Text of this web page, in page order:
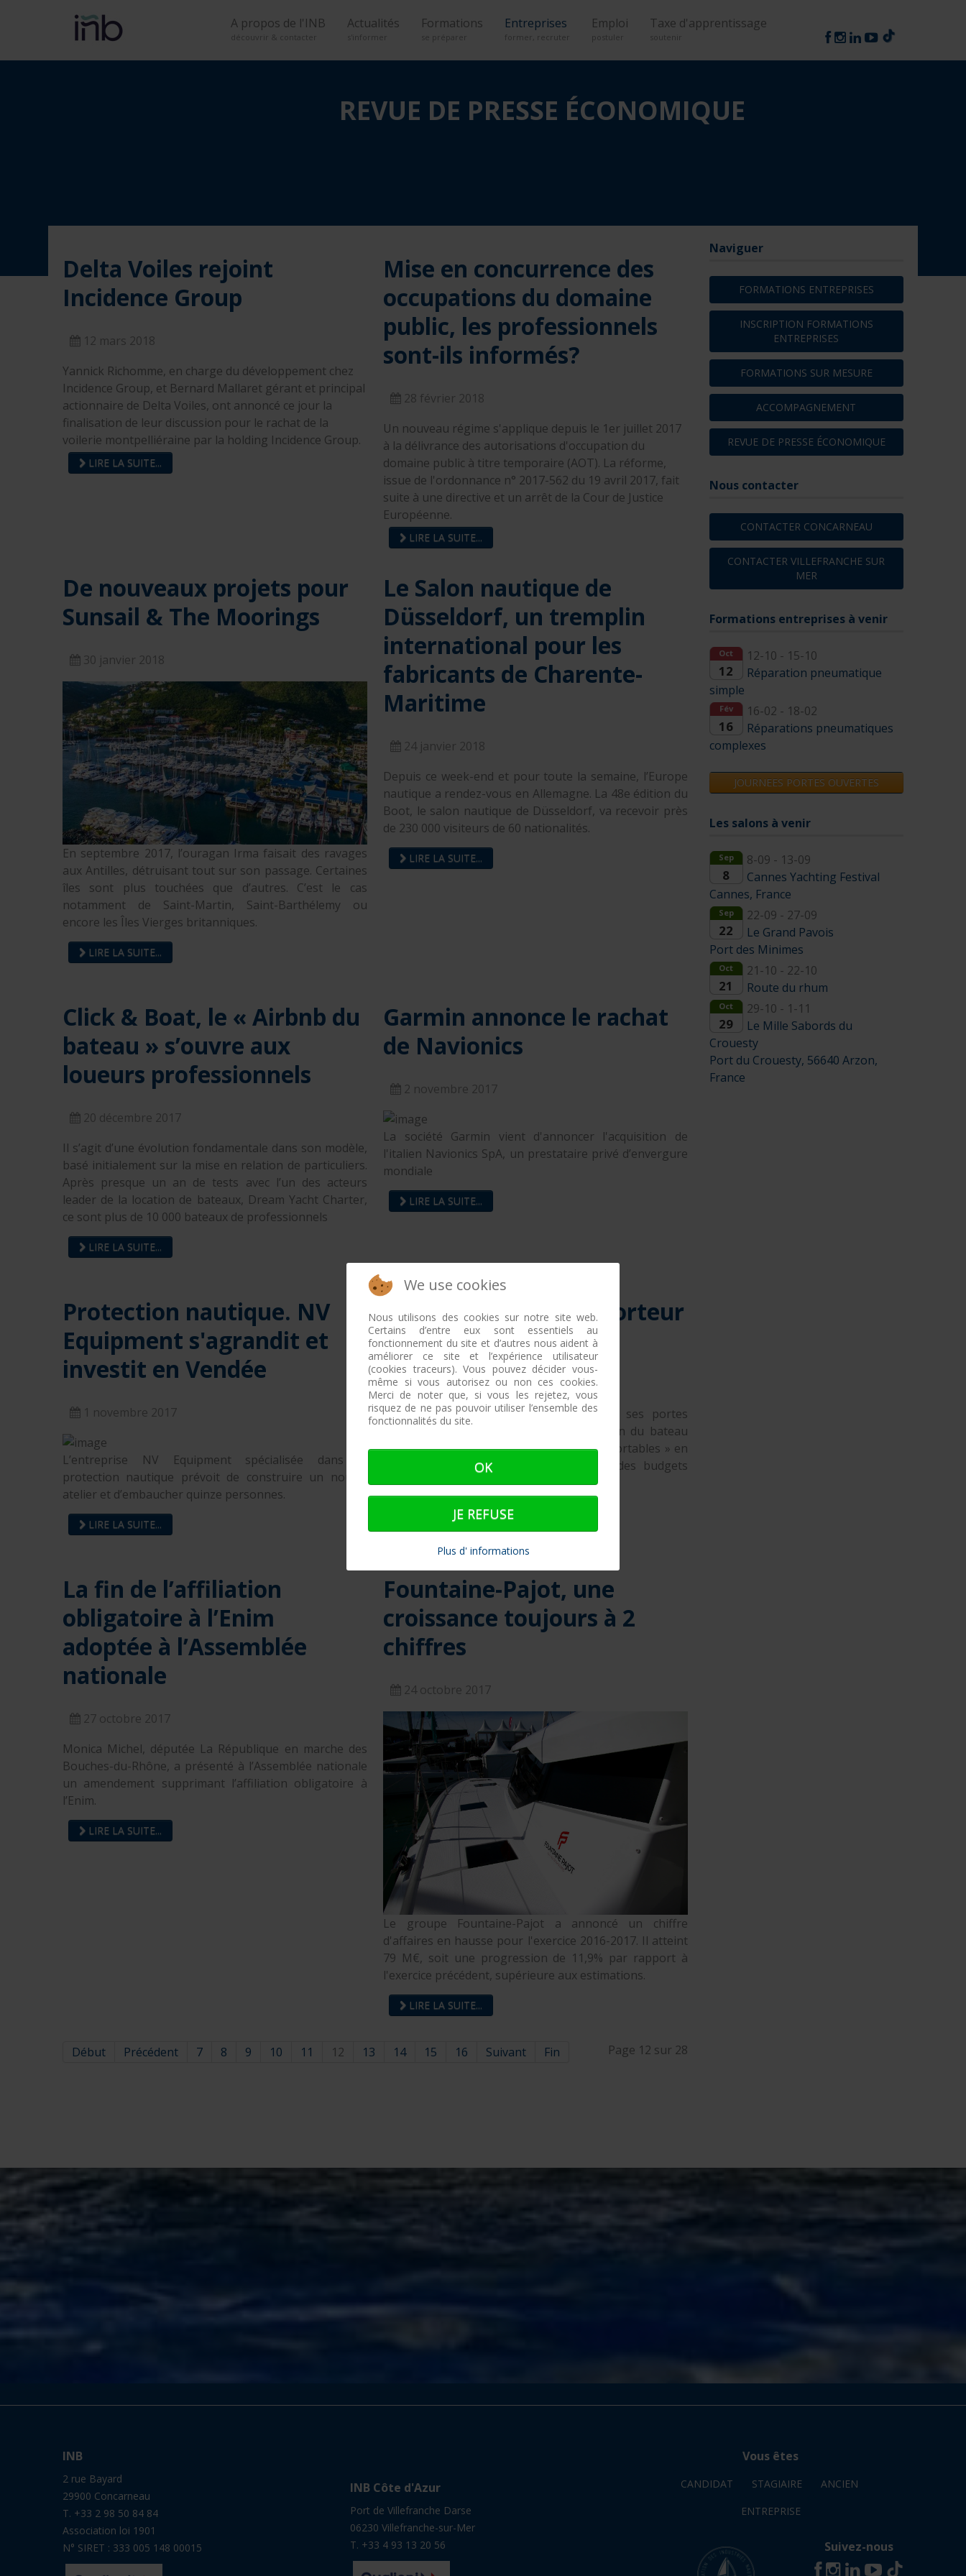
A propos de l'INB
découvrir & contacter
Actualités
s'informer
Formations
se préparer
Entreprises
former, recruter
Emploi
postuler
Taxe d'apprentissage
soutenir
REVUE DE PRESSE ÉCONOMIQUE
Delta Voiles rejoint
Incidence Group
12 mars 2018
Yannick Richomme, en charge du développement chez
Incidence Group, et Bernard Mallaret gérant et principal
actionnaire de Delta Voiles, ont annoncé ce jour la
finalisation de leur discussion pour le rachat de la
voilerie montpelliéraine par la holding Incidence Group.
LIRE LA SUITE...
Mise en concurrence des
occupations du domaine
public, les professionnels
sont-ils informés?
28 février 2018
Un nouveau régime s'applique depuis le 1er juillet 2017
à la délivrance des autorisations d'occupation du
domaine public à titre temporaire (AOT). La réforme,
issue de l'ordonnance n° 2017-562 du 19 avril 2017, fait
suite à une directive et un arrêt de la Cour de Justice
Européenne.
LIRE LA SUITE...
De nouveaux projets pour
Sunsail & The Moorings
30 janvier 2018
En septembre 2017, l’ouragan Irma faisait des ravages
aux Antilles, détruisant tout sur son passage. Certaines
îles sont plus touchées que d’autres. C’est le cas
notamment de Saint-Martin, Saint-Barthélemy ou
encore les Îles Vierges britanniques.
LIRE LA SUITE...
Le Salon nautique de
Düsseldorf, un tremplin
international pour les
fabricants de Charente-
Maritime
24 janvier 2018
Depuis ce week-end et pour toute la semaine, l’Europe
nautique a rendez-vous en Allemagne. La 48e édition du
Boot, le salon nautique de Düsseldorf, va recevoir près
de 230 000 visiteurs de 60 nationalités.
LIRE LA SUITE...
Click & Boat, le « Airbnb du
bateau » s’ouvre aux
loueurs professionnels
20 décembre 2017
Il s’agit d’une évolution fondamentale dans son modèle,
basé initialement sur la mise en relation de particuliers.
Après presque un an de tests avec l’un des acteurs
leader de la location de bateaux, Dream Yacht Charter,
ce sont plus de 10 000 bateaux de professionnels
LIRE LA SUITE...
Garmin annonce le rachat
de Navionics
2 novembre 2017
La société Garmin vient d'annoncer l'acquisition de
l'italien Navionics SpA, un prestataire privé d’envergure
mondiale
LIRE LA SUITE...
Protection nautique. NV
Equipment s'agrandit et
investit en Vendée
1 novembre 2017
L’entreprise NV Equipment spécialisée dans la
protection nautique prévoit de construire un nouvel
atelier et d’embaucher quinze personnes.
LIRE LA SUITE...
Mille Sabords. Vent porteur
!
27 octobre 2017
Le Mille Sabords ouvre ses portes
demain au port du Crouesty. Le 33e salon du bateau
d'occasion surfe sur la vague des « transportables » en
progression et sur la LOA qui permet des budgets
adaptés.
LIRE LA SUITE...
La fin de l’affiliation
obligatoire à l’Enim
adoptée à l’Assemblée
nationale
27 octobre 2017
Monica Michel, députée La République en marche des
Bouches-du-Rhône, a présenté à l’Assemblée nationale
un amendement supprimant l’affiliation obligatoire à
l’Enim.
LIRE LA SUITE...
Fountaine-Pajot, une
croissance toujours à 2
chiffres
24 octobre 2017
Le groupe Fountaine-Pajot a annoncé un chiffre
d'affaires en hausse pour l'exercice 2016-2017. Il atteint
79 M€, soit une progression de 11,9% par rapport à
l'exercice précédent, supérieure aux estimations.
LIRE LA SUITE...
Page 12 sur 28
Début Précédent 7 8 9 10 11 12 13 14 15 16 Suivant Fin
Naviguer
FORMATIONS ENTREPRISES
INSCRIPTION FORMATIONS
ENTREPRISES
FORMATIONS SUR MESURE
ACCOMPAGNEMENT
REVUE DE PRESSE ÉCONOMIQUE
Nous contacter
CONTACTER CONCARNEAU
CONTACTER VILLEFRANCHE SUR
MER
Formations entreprises à venir
12
Oct
12-10 - 15-10
Réparation pneumatique
simple
16
Fév
16-02 - 18-02
Réparations pneumatiques
complexes
JOURNEES PORTES OUVERTES
Les salons à venir
8
Sep
8-09 - 13-09
Cannes Yachting Festival
Cannes, France
22
Sep
22-09 - 27-09
Le Grand Pavois
Port des Minimes
21
Oct
21-10 - 22-10
Route du rhum
29
Oct
29-10 - 1-11
Le Mille Sabords du
Crouesty
Port du Crouesty, 56640 Arzon,
France
INB
2 rue Bayard
29900 Concarneau
T. +33 2 98 50 84 84
Association loi 1901
N° SIRET : 333 005 148 00015
INB Côte d'Azur
Port de Villefranche Darse
06230 Villefranche-sur-Mer
T. +33 4 93 13 20 56
Vous êtes
CANDIDAT STAGIAIRE
ANCIEN
ENTREPRISE
Suivez-nous
We use cookies
Nous utilisons des cookies sur notre site web.
Certains d’entre eux sont essentiels au
fonctionnement du site et d’autres nous aident à
améliorer ce site et l’expérience utilisateur
(cookies traceurs). Vous pouvez décider vous-
même si vous autorisez ou non ces cookies.
Merci de noter que, si vous les rejetez, vous
risquez de ne pas pouvoir utiliser l’ensemble des
fonctionnalités du site.
OK
JE REFUSE
Plus d' informations